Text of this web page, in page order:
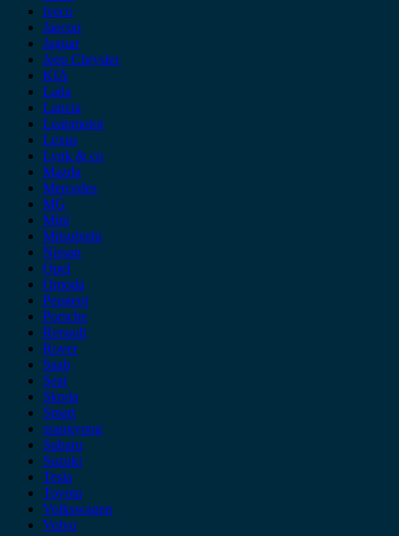
iveco
Jaecoo
Jaguar
Jeep Chrysler
KIA
Lada
Lancia
Leapmotor
Lexus
Lynk & co
Mazda
Mercedes
MG
Mini
Mitsubishi
Nissan
Opel
Omoda
Peugeot
Porsche
Renault
Rover
Saab
Seat
Skoda
Smart
ssangyong
Subaru
Suzuki
Tesla
Toyota
Volkswagen
Volvo